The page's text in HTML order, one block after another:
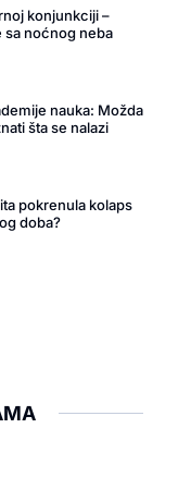
konjunkciji –
sa noćnog neba
nauka: Možda
šta se nalazi
pokrenula kolaps
doba?